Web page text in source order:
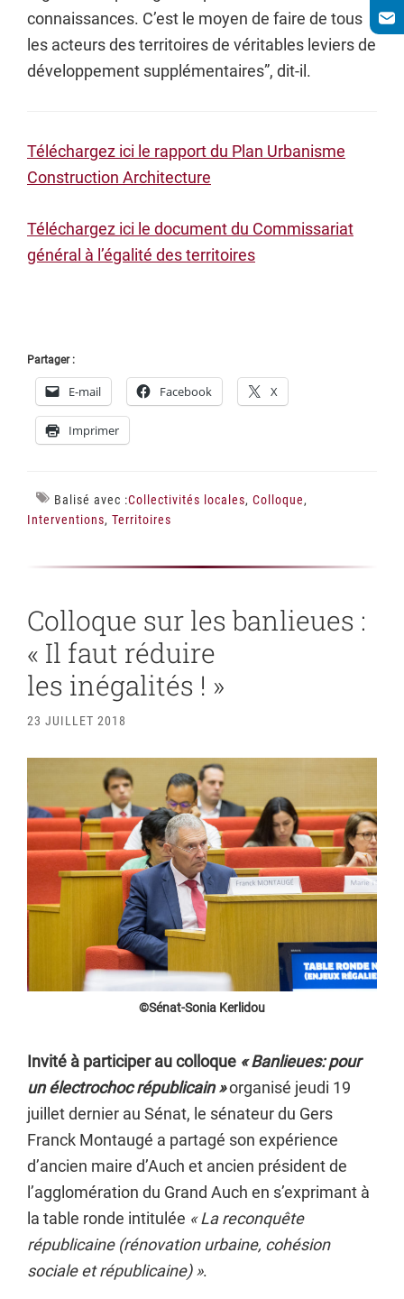
connaissances. C’est le moyen de faire de tous
les acteurs des territoires de véritables leviers de
développement supplémentaires”, dit-il.
Téléchargez ici le rapport du Plan Urbanisme
Construction Architecture
Téléchargez ici le document du Commissariat
général à l’égalité des territoires
Partager :
E-mail Facebook X
Imprimer
Balisé avec :Collectivités locales, Colloque,
Interventions, Territoires
Colloque sur les banlieues :
« Il faut réduire
les inégalités ! »
23 JUILLET 2018
©Sénat-Sonia Kerlidou
Invité à participer au colloque « Banlieues: pour
un électrochoc républicain »organisé jeudi 19
juillet dernier au Sénat, le sénateur du Gers
Franck Montaugé a partagé son expérience
d’ancien maire d’Auch et ancien président de
l’agglomération du Grand Auch en s’exprimant à
la table ronde intitulée « La reconquête
républicaine (rénovation urbaine, cohésion
sociale et républicaine) ».